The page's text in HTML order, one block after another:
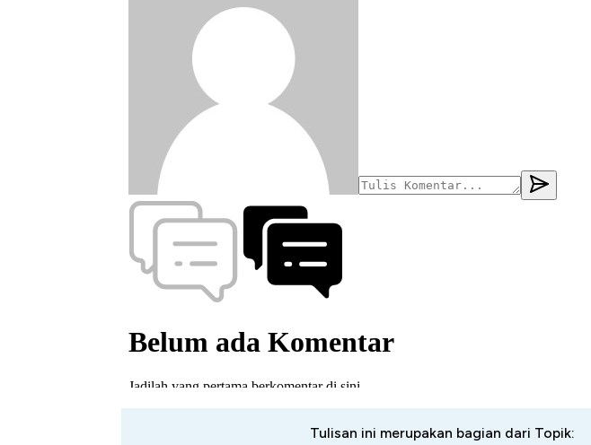
Tulisan ini merupakan bagian dari Topik: